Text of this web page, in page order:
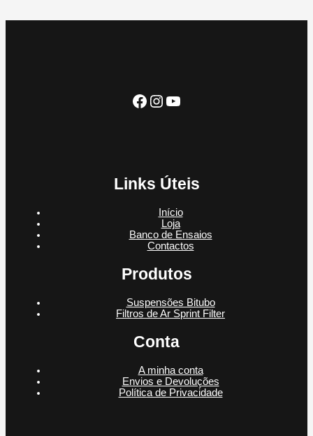
Facebook
Instagram
YouTube
Links Úteis
Início
Loja
Banco de Ensaios
Contactos
Produtos
Suspensões Bitubo
Filtros de Ar Sprint Filter
Conta
A minha conta
Envios e Devoluções
Política de Privacidade